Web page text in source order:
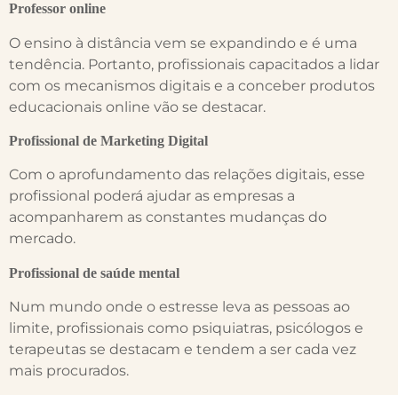
Professor online
O ensino à distância vem se expandindo e é uma
tendência. Portanto, profissionais capacitados a lidar
com os mecanismos digitais e a conceber produtos
educacionais online vão se destacar.
Profissional de Marketing Digital
Com o aprofundamento das relações digitais, esse
profissional poderá ajudar as empresas a
acompanharem as constantes mudanças do
mercado.
Profissional de saúde mental
Num mundo onde o estresse leva as pessoas ao
limite, profissionais como psiquiatras, psicólogos e
terapeutas se destacam e tendem a ser cada vez
mais procurados.